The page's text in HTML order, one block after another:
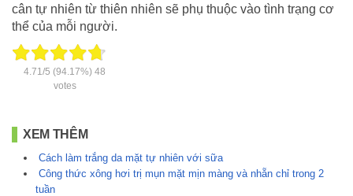
cân tự nhiên từ thiên nhiên sẽ phụ thuộc vào tình trạng cơ
thể của mỗi người.
4.71/5 (94.17%) 48
votes
XEM THÊM
Cách làm trắng da mặt tự nhiên với sữa
Công thức xông hơi trị mụn mặt mịn màng và nhẵn chỉ trong 2
tuần